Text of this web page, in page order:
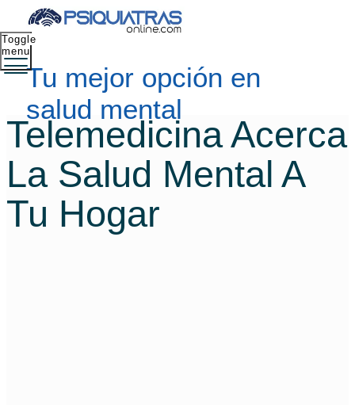
Tu mejor opción en
salud mental
Toggle
menu
Telemedicina Acerca
La Salud Mental A
Tu Hogar